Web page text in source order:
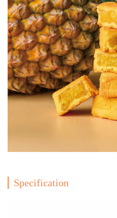
Specification